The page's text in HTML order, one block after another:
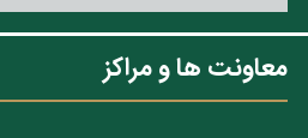
معاونت ها و مراکز